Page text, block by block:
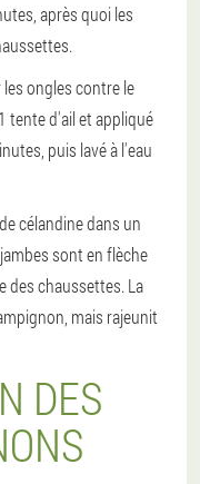
après quoi les
ongles contre le
tente d'ail et appliqué
puis lavé à l'eau
célandine dans un
sont en flèche
des chaussettes. La
mais rajeunit
DES